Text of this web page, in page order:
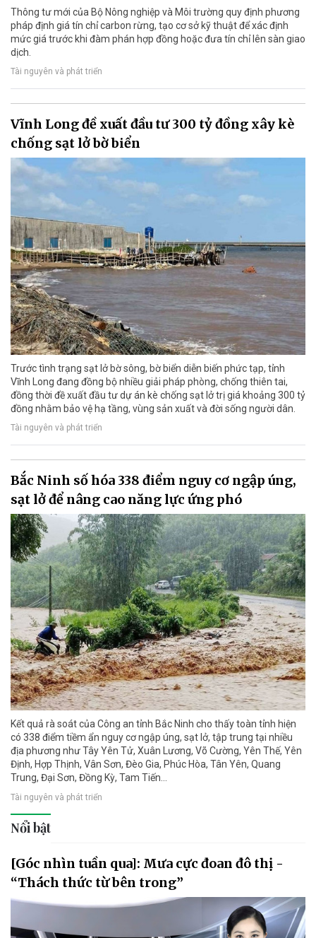
Thông tư mới của Bộ Nông nghiệp và Môi trường quy định phương
pháp định giá tín chỉ carbon rừng, tạo cơ sở kỹ thuật để xác định
mức giá trước khi đàm phán hợp đồng hoặc đưa tín chỉ lên sàn giao
dịch.
Tài nguyên và phát triển
Vĩnh Long đề xuất đầu tư 300 tỷ đồng xây kè
chống sạt lở bờ biển
Trước tình trạng sạt lở bờ sông, bờ biển diễn biến phức tạp, tỉnh
Vĩnh Long đang đồng bộ nhiều giải pháp phòng, chống thiên tai,
đồng thời đề xuất đầu tư dự án kè chống sạt lở trị giá khoảng 300 tỷ
đồng nhằm bảo vệ hạ tầng, vùng sản xuất và đời sống người dân.
Tài nguyên và phát triển
Bắc Ninh số hóa 338 điểm nguy cơ ngập úng,
sạt lở để nâng cao năng lực ứng phó
Kết quả rà soát của Công an tỉnh Bắc Ninh cho thấy toàn tỉnh hiện
có 338 điểm tiềm ẩn nguy cơ ngập úng, sạt lở, tập trung tại nhiều
địa phương như Tây Yên Tử, Xuân Lương, Võ Cường, Yên Thế, Yên
Định, Hợp Thịnh, Vân Sơn, Đèo Gia, Phúc Hòa, Tân Yên, Quang
Trung, Đại Sơn, Đồng Kỳ, Tam Tiến...
Tài nguyên và phát triển
Nổi bật
[Góc nhìn tuần qua]: Mưa cực đoan đô thị -
“Thách thức từ bên trong”